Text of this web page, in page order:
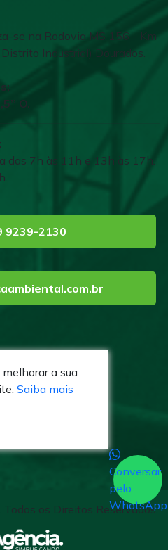
se na Rodovia MS 156 - Km
Industrial) Dourados.
O.
das 7h às 11h e 13h às 17h.
9239-2130
os Direitos Reservados.
Conversar
pelo
WhatsApp
a sua
Saiba mais